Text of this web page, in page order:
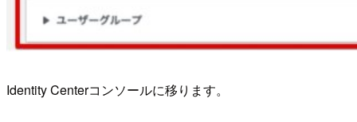
Identity Centerコンソールに移ります。